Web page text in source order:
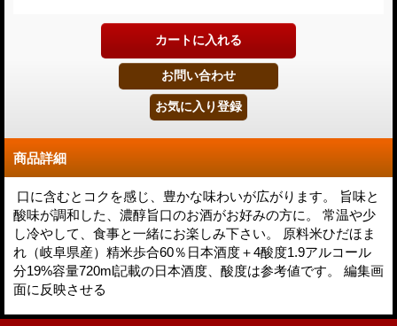
商品詳細
口に含むとコクを感じ、豊かな味わいが広がります。 旨味と
酸味が調和した、濃醇旨口のお酒がお好みの方に。 常温や少
し冷やして、食事と一緒にお楽しみ下さい。 原料米ひだほま
れ（岐阜県産）精米歩合60％日本酒度＋4酸度1.9アルコール
分19%容量720ml記載の日本酒度、酸度は参考値です。 編集画
面に反映させる